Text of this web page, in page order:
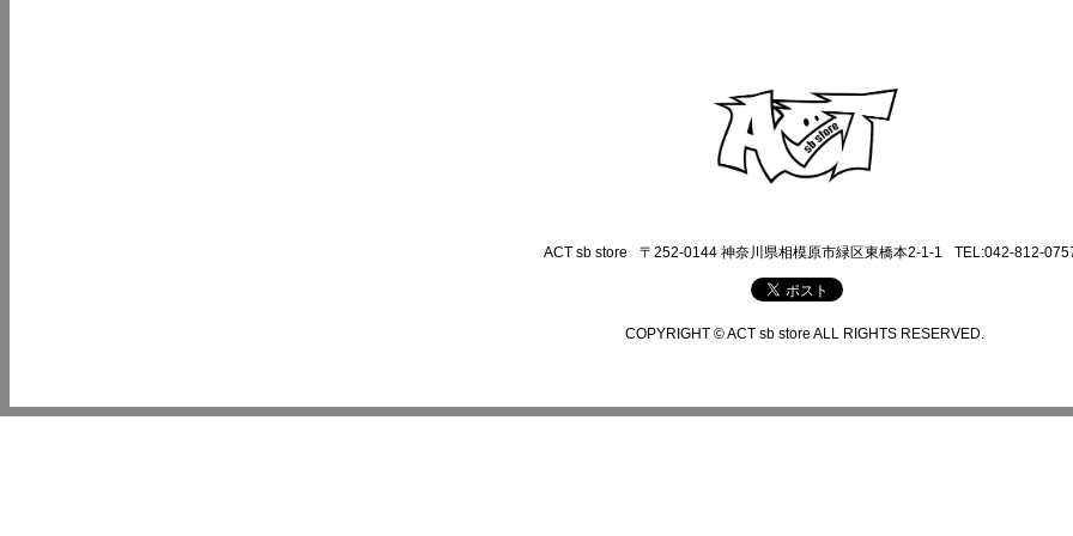
ACT sb store 〒252-0144 神奈川県相模原市緑区東橋本2-1-1 TEL:042-812-
COPYRIGHT © ACT sb store ALL RIGHTS RESERVED.